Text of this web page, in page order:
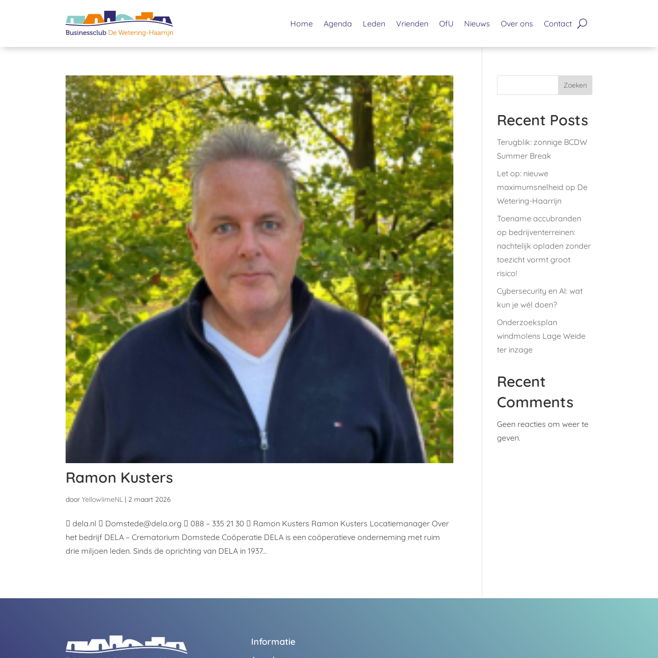
Home Agenda Leden Vrienden OfU Nieuws Over ons Contact
Ramon Kusters
doorYellowlimeNL | 2 maart 2026
 dela.nl  Domstede@dela.org  088 – 335 21 30  Ramon Kusters Ramon Kusters Locatiemanager Over
het bedrijf DELA – Crematorium Domstede Coöperatie DELA is een coöperatieve onderneming met ruim
drie miljoen leden. Sinds de oprichting van DELA in 1937...
Zoeken
Recent Posts
Terugblik: zonnige BCDW
Summer Break
Let op: nieuwe
maximumsnelheid op De
Wetering-Haarrijn
Toename accubranden
op bedrijventerreinen:
nachtelijk opladen zonder
toezicht vormt groot
risico!
Cybersecurity en AI: wat
kun je wél doen?
Onderzoeksplan
windmolens Lage Weide
ter inzage
Recent
Comments
Geen reacties om weer te
geven.
Informatie